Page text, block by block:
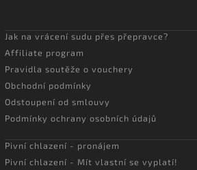
Jak na vrácení sudu přes přepravce?
Affiliate program
Pravidla soutěže o vouchery
Obchodní podmínky
Odstoupení od smlouvy
Podmínky ochrany osobních údajů
Pivní chlazení - pronájem
Pivní chlazení - Mít vlastní se vyplatí!